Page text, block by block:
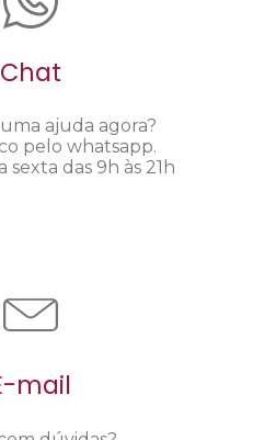
Chat
ajuda agora?
pelo whatsapp.
sexta das 9h às 21h
mail